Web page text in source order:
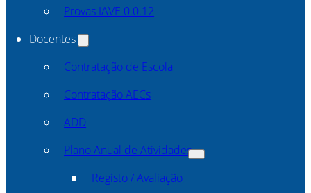
Provas IAVE 0.0.12
Docentes
Contratação de Escola
Contratação AECs
ADD
Plano Anual de Atividades
Registo / Avaliação